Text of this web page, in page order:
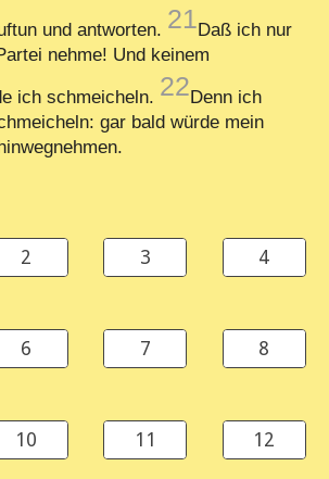
und antworten. 21Daß ich nur
nehme! Und keinem
ich schmeicheln. 22Denn ich
gar bald würde mein
2 3 4
6 7 8
10 11 12